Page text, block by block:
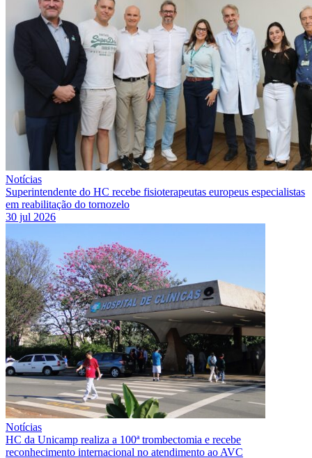
Notícias
Superintendente do HC recebe fisioterapeutas europeus especialistas
em reabilitação do tornozelo
30 jul 2026
Notícias
HC da Unicamp realiza a 100ª trombectomia e recebe
reconhecimento internacional no atendimento ao AVC